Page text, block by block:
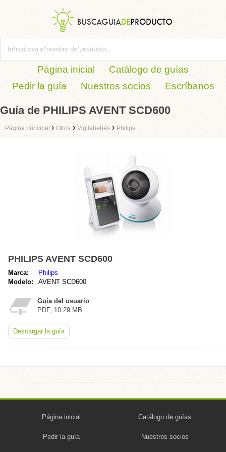
Página inicial
Catálogo de guías
Pedir la guía
Nuestros socios Escríbanos
Guía de PHILIPS AVENT SCD600
Página principal › Otros › Vigilabebés › Philips
PHILIPS AVENT SCD600
Marca:
Philips
Modelo:
AVENT SCD600
Guía del usuario
PDF, 10.29 MB
Descargar la guía
Página inicial Catálogo de guías
Pedir la guía Nuestros socios